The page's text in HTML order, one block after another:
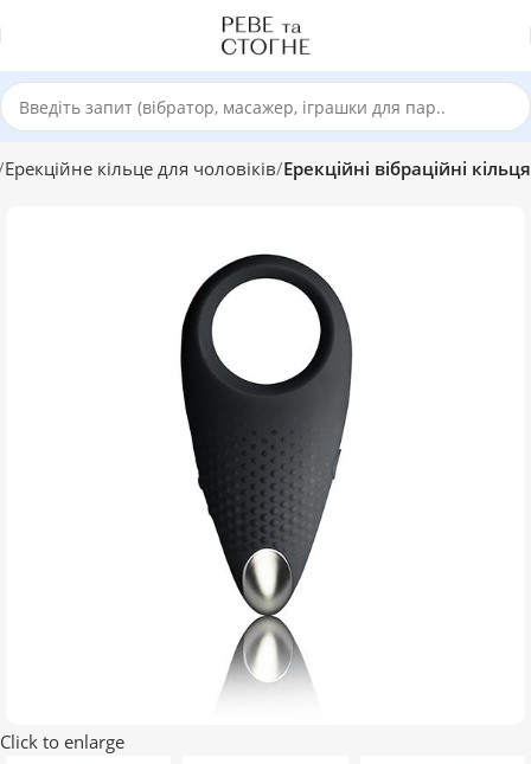
Ерекційне кільце для чоловіків Ерекційні вібраційні кільця
Click to enlarge